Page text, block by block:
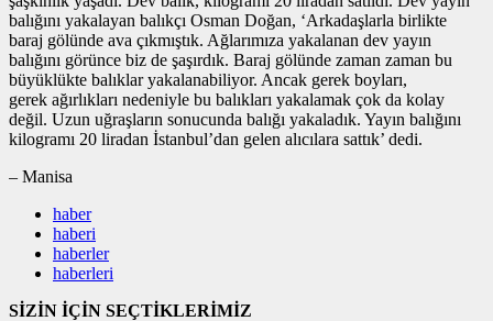
balığını yakalayan balıkçı Osman Doğan, ‘Arkadaşlarla birlikte
baraj gölünde ava çıkmıştık. Ağlarımıza yakalanan dev yayın
balığını görünce biz de şaşırdık. Baraj gölünde zaman zaman bu
büyüklükte balıklar yakalanabiliyor. Ancak gerek boyları,
gerek ağırlıkları nedeniyle bu balıkları yakalamak çok da kolay
değil. Uzun uğraşların sonucunda balığı yakaladık. Yayın balığını
kilogramı 20 liradan İstanbul’dan gelen alıcılara sattık’ dedi.
– Manisa
haber
haberi
haberler
haberleri
SİZİN İÇİN SEÇTİKLERİMİZ